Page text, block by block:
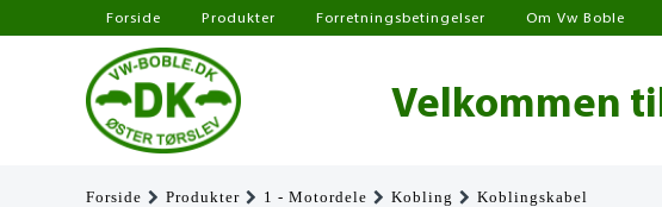
Forside Produkter Forretningsbetingelser Om Vw Boble
Velkommen
Forside Produkter 1 - Motordele Kobling Koblingskabel